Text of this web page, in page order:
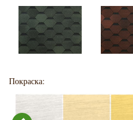
Покраска: